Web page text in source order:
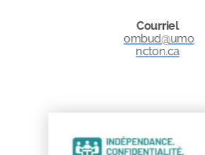
Courriel
ombud@umo
ncton.ca